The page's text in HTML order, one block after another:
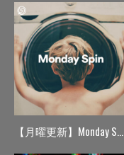
【月曜更新】Monday Spin